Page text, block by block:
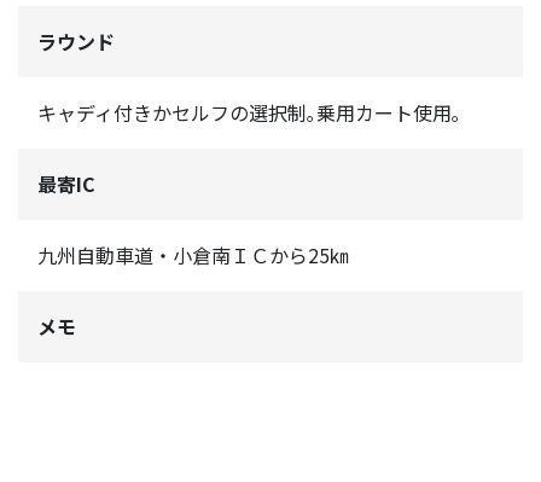
ラウンド
キャディ付きかセルフの選択制｡乗用カート使用｡
最寄IC
九州自動車道・小倉南ＩＣから25㎞
メモ